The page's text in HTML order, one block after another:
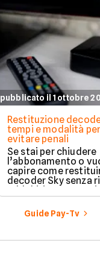
pubblicato il 1 ottobre
Restituzione
tempi e modalità
evitare penali
Se stai per chiudere
l’abbonamento o
capire come
decoder Sky senza
addebiti, questa
porta passo dopo
Guide Pay-Tv